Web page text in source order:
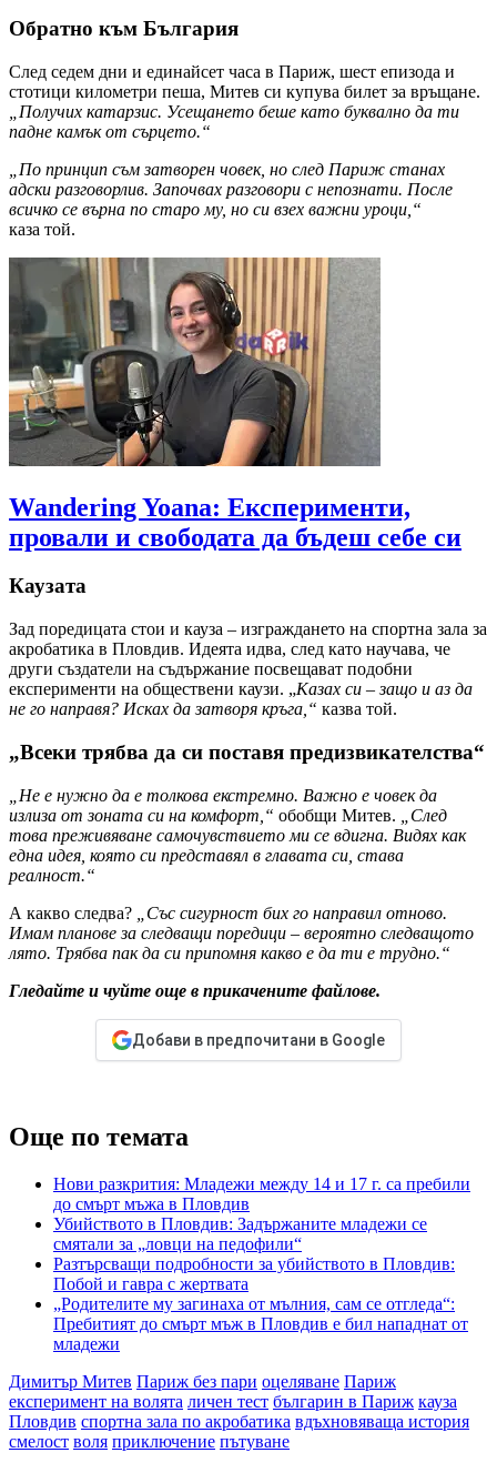
Обратно към България
След седем дни и единайсет часа в Париж, шест епизода и
стотици километри пеша, Митев си купува билет за връщане.
„Получих катарзис. Усещането беше като буквално да ти
падне камък от сърцето.“
„По принцип съм затворен човек, но след Париж станах
адски разговорлив. Започвах разговори с непознати. После
всичко се върна по старо му, но си взех важни уроци,“
каза той.
Wandering Yoana: Експерименти,
провали и свободата да бъдеш себе си
Каузата
Зад поредицата стои и кауза – изграждането на спортна зала за
акробатика в Пловдив. Идеята идва, след като научава, че
други създатели на съдържание посвещават подобни
експерименти на обществени каузи. „Казах си – защо и аз да
не го направя? Исках да затворя кръга,“ казва той.
„Всеки трябва да си поставя предизвикателства“
„Не е нужно да е толкова екстремно. Важно е човек да
излиза от зоната си на комфорт,“ обобщи Митев.
„След
това преживяване самочувствието ми се вдигна. Видях как
една идея, която си представял в главата си, става
реалност.“
А какво следва?
„Със сигурност бих го направил отново.
Имам планове за следващи поредици – вероятно следващото
лято. Трябва пак да си припомня какво е да ти е трудно.“
Гледайте и чуйте още в прикачените файлове.
Добави в предпочитани в Google
Още по темата
Нови разкрития: Младежи между 14 и 17 г. са пребили
до смърт мъжа в Пловдив
Убийството в Пловдив: Задържаните младежи се
смятали за „ловци на педофили“
Разтърсващи подробности за убийството в Пловдив:
Побой и гавра с жертвата
„Родителите му загинаха от мълния, сам се отгледа“:
Пребитият до смърт мъж в Пловдив е бил нападнат от
младежи
Димитър Митев Париж без пари оцеляване Париж
експеримент на волята личен тест българин в Париж кауза
Пловдив спортна зала по акробатика вдъхновяваща история
смелост воля приключение пътуване